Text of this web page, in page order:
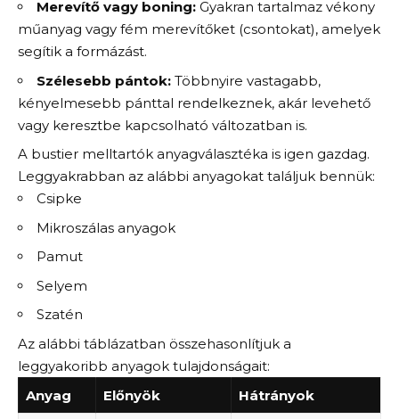
Merevítő vagy boning: Gyakran tartalmaz vékony
műanyag vagy fém merevítőket (csontokat), amelyek
segítik a formázást.
Szélesebb pántok: Többnyire vastagabb,
kényelmesebb pánttal rendelkeznek, akár levehető
vagy keresztbe kapcsolható változatban is.
A bustier melltartók anyagválasztéka is igen gazdag.
Leggyakrabban az alábbi anyagokat találjuk bennük:
Csipke
Mikroszálas anyagok
Pamut
Selyem
Szatén
Az alábbi táblázatban összehasonlítjuk a
leggyakoribb anyagok tulajdonságait:
Anyag
Előnyök Hátrányok